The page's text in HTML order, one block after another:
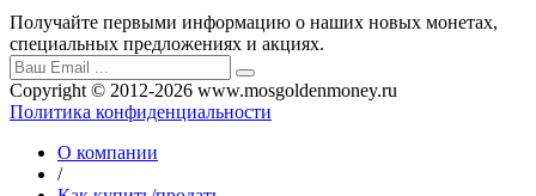
Получайте первыми информацию о наших новых монетах,
специальных предложениях и акциях.
Copyright © 2012-2026 www.mosgoldenmoney.ru
Политика конфиденциальности
О компании
/